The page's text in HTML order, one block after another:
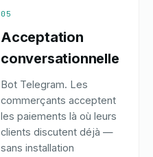
05
Acceptation
conversationnelle
Bot Telegram. Les
commerçants acceptent
les paiements là où leurs
clients discutent déjà —
sans installation